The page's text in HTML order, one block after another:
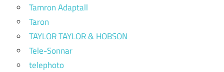
Tamron Adaptall
Taron
TAYLOR TAYLOR & HOBSON
Tele-Sonnar
telephoto